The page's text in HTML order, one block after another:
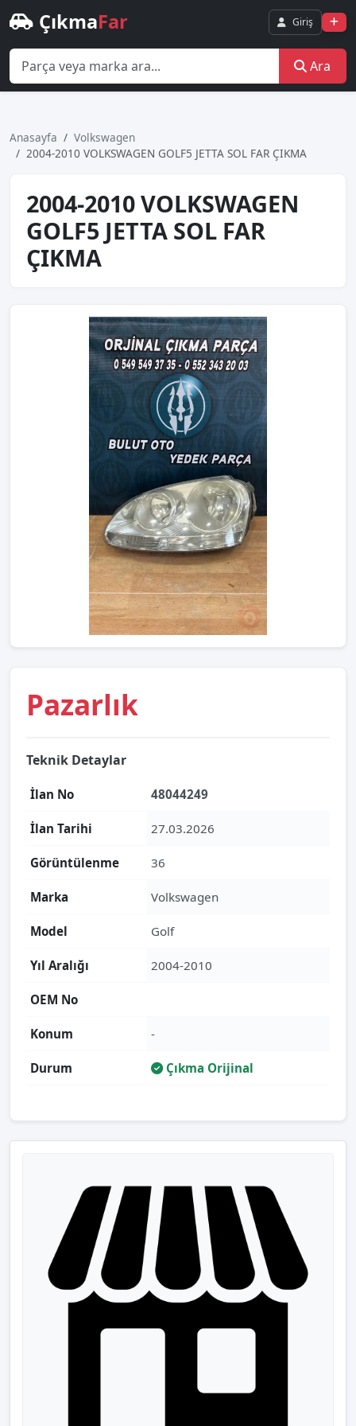
ÇıkmaFar Giriş
Ara
Anasayfa
Volkswagen
2004-2010 VOLKSWAGEN GOLF5 JETTA SOL FAR ÇIKMA
2004-2010 VOLKSWAGEN
GOLF5 JETTA SOL FAR
ÇIKMA
Pazarlık
Teknik Detaylar
İlan No 48044249
İlan Tarihi 27.03.2026
Görüntülenme 36
Marka Volkswagen
Model Golf
Yıl Aralığı 2004-2010
OEM No
Konum -
Durum Çıkma Orijinal